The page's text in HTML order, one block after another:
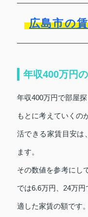
広島市の
年収400万円
年収400万円で部屋
もとに考えていくの
活できる家賃目安は
ます。
その数値を参考にし
では6.6万円、24万
適した家賃の額です。